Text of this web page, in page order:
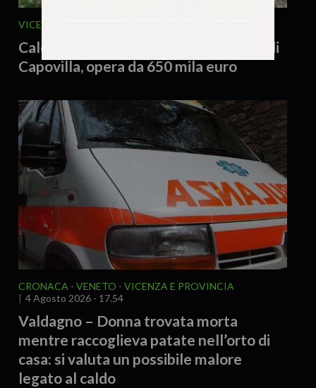
VICENZA E PROVINCIA
Caldogno, riaperto al traffico il ponte di
Capovilla, opera da 650 mila euro
CRONACA VENETO
VICENZA E PROVINCIA
4 Agosto 2026 - 17.54
Valdagno – Donna trovata morta
mentre raccoglieva patate nell’orto di
casa: si valuta un possibile malore
legato al caldo